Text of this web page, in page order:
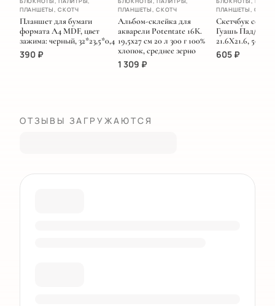
НОВИНКА
ПЛАНШЕТЫ, СКОТЧ
Планшет для бумаги
формата А4 MDF, цвет
зажима: черный, 32*23,5*0,4
390 ₽
ПЛАНШЕТЫ, СКОТЧ
Альбом-склейка для
акварели Potentate 16К.
19,5х27 см 20 л 300 г 100%
хлопок, среднее зерно
1 309 ₽
ПЛАНШЕТЫ, СКОТЧ
Скетчбук серии
Гуашь Пад/
21.6Х21.6, 50
605 ₽
ОТЗЫВЫ ЗАГРУЖАЮТСЯ